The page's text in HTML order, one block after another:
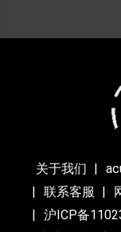
关于我们
联系客服
沪ICP备